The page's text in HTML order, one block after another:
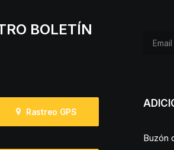
BOLETÍN
Rastreo GPS
Buzón